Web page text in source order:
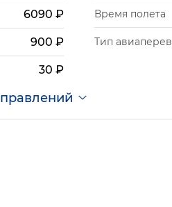
6090 ₽
900 ₽
30 ₽
Время полета
Тип